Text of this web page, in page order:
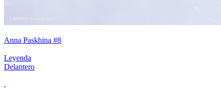
Anna Paskhina #8
Leyenda
Delantero